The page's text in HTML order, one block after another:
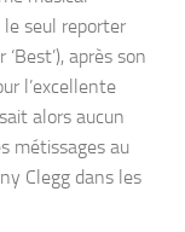
seul reporter
après son
l’excellente
alors aucun
métissages au
Clegg dans les